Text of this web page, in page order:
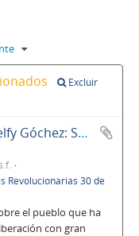
Excluir
Boletín compañera Delfy Góchez: SECH, FUR-30, UCA
Revolucionarias 30 de
el pueblo que ha
con gran